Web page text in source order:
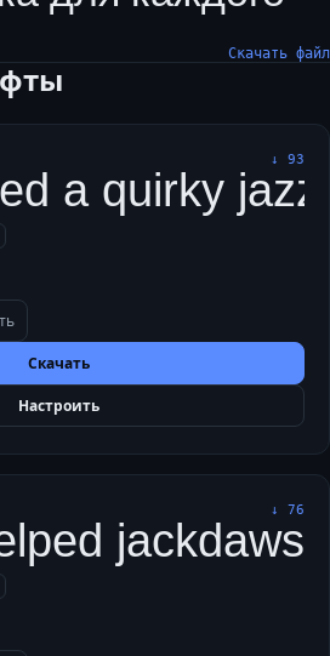
Скачать файл
↓ 93
a quirky
Скачать
Настроить
↓ 76
jackdaws